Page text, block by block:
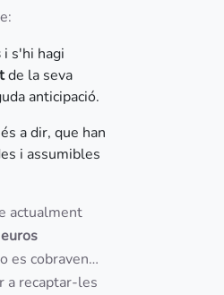
i s'hi hagi
de la seva
anticipació.
a dir, que han
i assumibles
actualment
es cobraven…
a recaptar-les